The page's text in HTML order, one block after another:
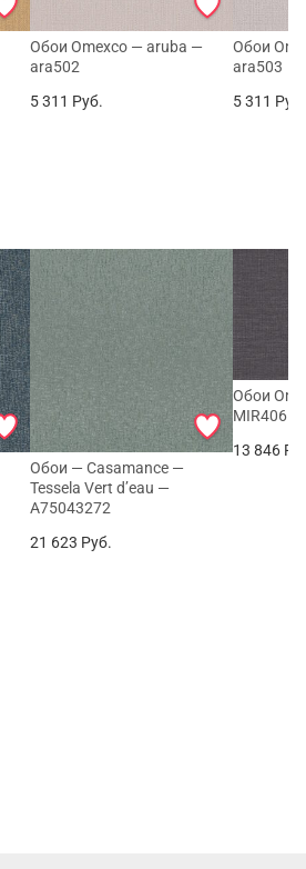
Обои Omexco — aruba —
ara502
5 311 Руб.
Обои
ara503
5 311 Руб.
Обои — Casamance —
Tessela Vert d’eau —
A75043272
21 623 Руб.
Обои
MIR406
13 846